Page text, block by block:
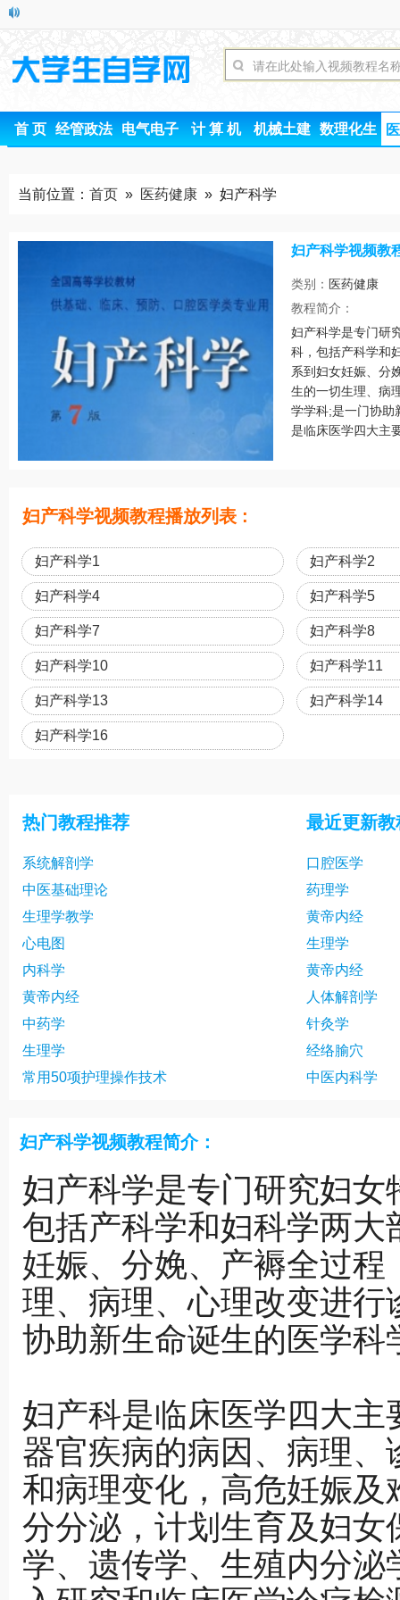
首 页 经管政法 电气电子 计 算 机 机械土建 数理化生
当前位置： 首页 » 医药健康 » 妇产科学
妇产科学视频教
类别： 医药健康
教程简介：
妇产科学是专门研
科，包括产科学和
系到妇女妊娠、分
生的一切生理、病
学学科;是一门协
是临床医学四大主
妇产科学视频教程播放列表 :
妇产科学1 妇产科学2
妇产科学4 妇产科学5
妇产科学7 妇产科学8
妇产科学10 妇产科学11
妇产科学13 妇产科学14
妇产科学16
热门教程推荐
系统解剖学
中医基础理论
生理学教学
心电图
内科学
黄帝内经
中药学
生理学
常用50项护理操作技术
最近更新教
口腔医学
药理学
黄帝内经
生理学
黄帝内经
人体解剖学
针灸学
经络腧穴
中医内科学
妇产科学视频教程简介：
妇产科学是专门研究妇
包括产科学和妇科学两
妊娠、分娩、产褥全过
理、病理、心理改变进
协助新生命诞生的医学科
妇产科是临床医学四大
器官疾病的病因、病理
和病理变化，高危妊娠
分分泌，计划生育及妇
学、遗传学、生殖内分